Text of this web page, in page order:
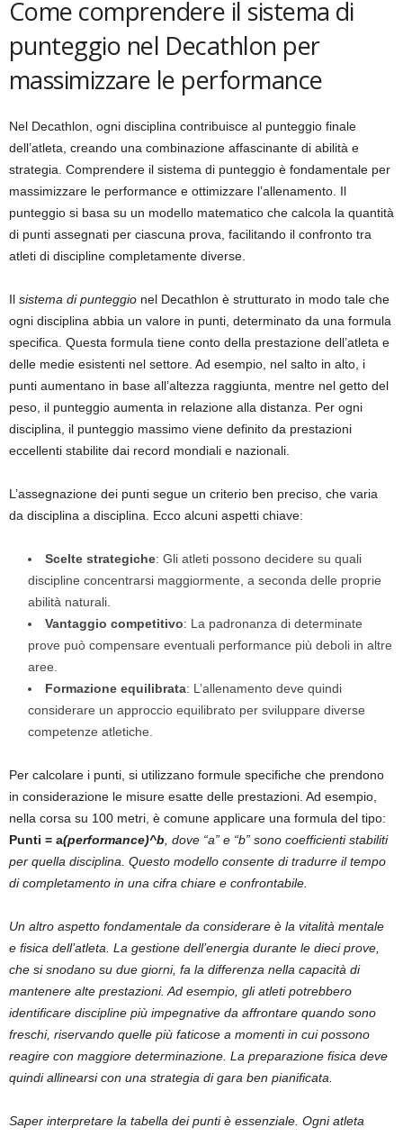
Come comprendere il sistema di
punteggio nel Decathlon per
massimizzare le performance
Nel Decathlon, ogni disciplina contribuisce al punteggio finale
dell’atleta, creando una combinazione affascinante di abilità e
strategia. Comprendere il sistema di punteggio è fondamentale per
massimizzare le performance e ottimizzare l’allenamento. Il
punteggio si basa su un modello matematico che calcola la quantità
di punti assegnati per ciascuna prova, facilitando il confronto tra
atleti di discipline completamente diverse.
Il sistema di punteggio nel Decathlon è strutturato in modo tale che
ogni disciplina abbia un valore in punti, determinato da una formula
specifica. Questa formula tiene conto della prestazione dell’atleta e
delle medie esistenti nel settore. Ad esempio, nel salto in alto, i
punti aumentano in base all’altezza raggiunta, mentre nel getto del
peso, il punteggio aumenta in relazione alla distanza. Per ogni
disciplina, il punteggio massimo viene definito da prestazioni
eccellenti stabilite dai record mondiali e nazionali.
L’assegnazione dei punti segue un criterio ben preciso, che varia
da disciplina a disciplina. Ecco alcuni aspetti chiave:
Scelte strategiche: Gli atleti possono decidere su quali
discipline concentrarsi maggiormente, a seconda delle proprie
abilità naturali.
Vantaggio competitivo: La padronanza di determinate
prove può compensare eventuali performance più deboli in altre
aree.
Formazione equilibrata: L’allenamento deve quindi
considerare un approccio equilibrato per sviluppare diverse
competenze atletiche.
Per calcolare i punti, si utilizzano formule specifiche che prendono
in considerazione le misure esatte delle prestazioni. Ad esempio,
nella corsa su 100 metri, è comune applicare una formula del tipo:
Punti = a(performance)^b , dove “a” e “b” sono coefficienti stabiliti
per quella disciplina. Questo modello consente di tradurre il tempo
di completamento in una cifra chiare e confrontabile.
Un altro aspetto fondamentale da considerare è la vitalità mentale
e fisica dell’atleta. La gestione dell’energia durante le dieci prove,
che si snodano su due giorni, fa la differenza nella capacità di
mantenere alte prestazioni. Ad esempio, gli atleti potrebbero
identificare discipline più impegnative da affrontare quando sono
freschi, riservando quelle più faticose a momenti in cui possono
reagire con maggiore determinazione. La preparazione fisica deve
quindi allinearsi con una strategia di gara ben pianificata.
Saper interpretare la tabella dei punti è essenziale. Ogni atleta